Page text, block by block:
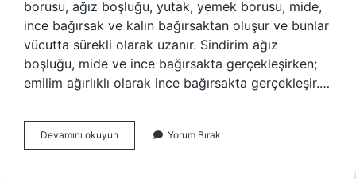
borusu, ağız boşluğu, yutak, yemek borusu, mide,
ince bağırsak ve kalın bağırsaktan oluşur ve bunlar
vücutta sürekli olarak uzanır. Sindirim ağız
boşluğu, mide ve ince bağırsakta gerçekleşirken;
emilim ağırlıklı olarak ince bağırsakta gerçekleşir.…
Devamını okuyun
Kanalı
Yorum Bırak